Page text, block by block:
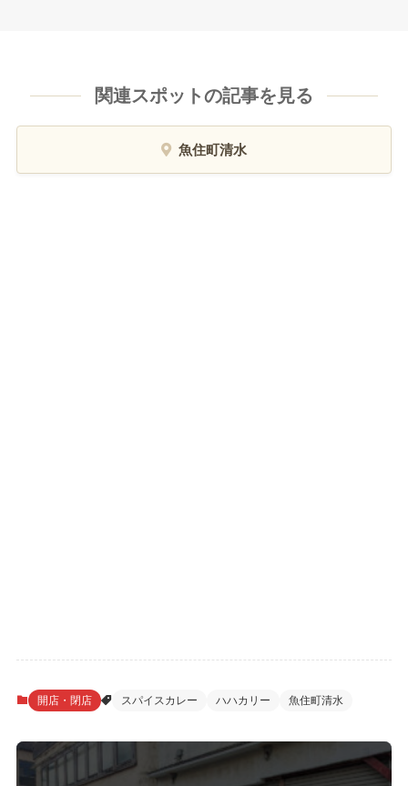
関連スポットの記事を見る
魚住町清水
開店・閉店 スパイスカレー ハハカリー 魚住町清水